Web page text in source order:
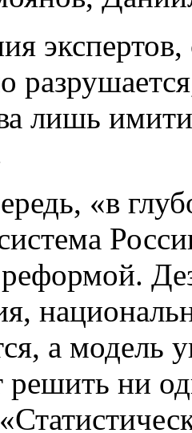
лишь
«в
а модель
решить ни